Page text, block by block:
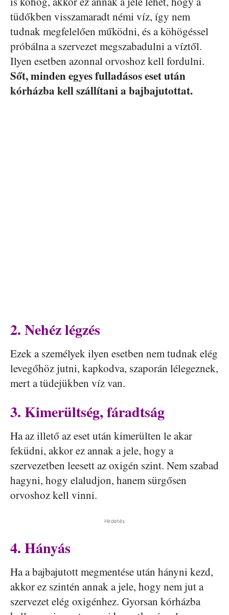
tüdőkben visszamaradt némi víz, így nem
tudnak megfelelően működni, és a köhögéssel
próbálna a szervezet megszabadulni a víztől.
Ilyen esetben azonnal orvoshoz kell fordulni.
Sőt, minden egyes fulladásos eset után
kórházba kell szállítani a bajbajutottat.
2. Nehéz légzés
Ezek a személyek ilyen esetben nem tudnak elég
levegőhöz jutni, kapkodva, szaporán lélegeznek,
mert a tüdejükben víz van.
3. Kimerültség, fáradtság
Ha az illető az eset után kimerülten le akar
feküdni, akkor ez annak a jele, hogy a
szervezetben leesett az oxigén szint. Nem szabad
hagyni, hogy elaludjon, hanem sürgősen
orvoshoz kell vinni.
Hirdetés
4. Hányás
Ha a bajbajutott megmentése után hányni kezd,
akkor ez szintén annak a jele, hogy nem jut a
szervezet elég oxigénhez. Gyorsan kórházba